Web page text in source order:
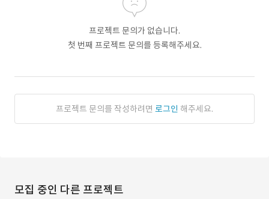
프로젝트 문의가 없습니다.
첫 번째 프로젝트 문의를 등록해주세요.
프로젝트 문의를 작성하려면 로그인 해주세요.
모집 중인 다른 프로젝트